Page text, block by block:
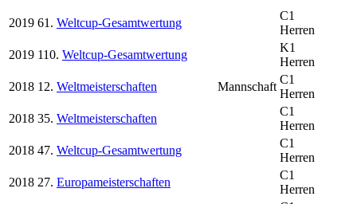
2019 61. Weltcup-Gesamtwertung
C1
Herren
2019 110. Weltcup-Gesamtwertung
K1
Herren
2018 12. Weltmeisterschaften Mannschaft
C1
Herren
2018 35. Weltmeisterschaften
C1
Herren
2018 47. Weltcup-Gesamtwertung
C1
Herren
2018 27. Europameisterschaften
C1
Herren